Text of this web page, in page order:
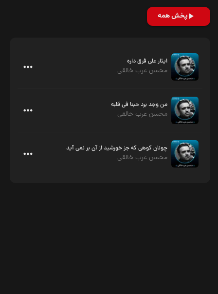
پخش همه
ایثار علی فرق داره
محسن عرب خالقی
من وجد برد حبنا فی قلبه
محسن عرب خالقی
چونان کوهی که جز خورشید از آن بر نمی آید
محسن عرب خالقی